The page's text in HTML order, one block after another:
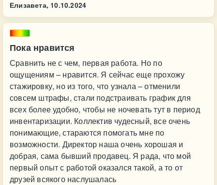
Елизавета, 10.10.2024
Пока нравится
Сравнить не с чем, первая работа. Но по
ощущениям – нравится. Я сейчас еще прохожу
стажировку, но из того, что узнала – отменили
совсем штрафы, стали подстраивать график для
всех более удобно, чтобы не ночевать тут в период
инвентаризации. Коллектив чудесный, все очень
понимающие, стараются помогать мне по
возможности. Директор наша очень хорошая и
добрая, сама бывший продавец. Я рада, что мой
первый опыт с работой оказался такой, а то от
друзей всякого наслушалась